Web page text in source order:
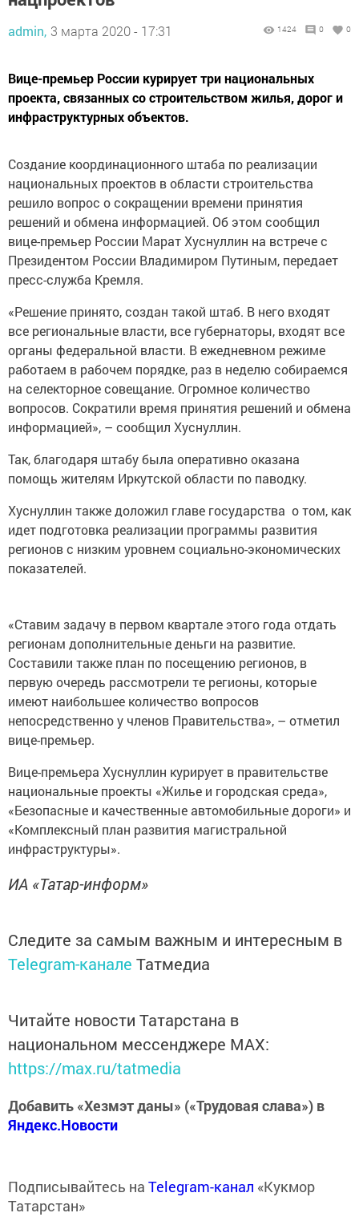
admin, 3 марта 2020 - 17:31 1424 0 0
Вице-премьер России курирует три национальных
проекта, связанных со строительством жилья, дорог и
инфраструктурных объектов.
Создание координационного штаба по реализации
национальных проектов в области строительства
решило вопрос о сокращении времени принятия
решений и обмена информацией. Об этом сообщил
вице-премьер России Марат Хуснуллин на встрече с
Президентом России Владимиром Путиным, передает
пресс-служба Кремля.
«Решение принято, создан такой штаб. В него входят
все региональные власти, все губернаторы, входят все
органы федеральной власти. В ежедневном режиме
работаем в рабочем порядке, раз в неделю собираемся
на селекторное совещание. Огромное количество
вопросов. Сократили время принятия решений и обмена
информацией», – сообщил Хуснуллин.
Так, благодаря штабу была оперативно оказана
помощь жителям Иркутской области по паводку.
Хуснуллин также доложил главе государства о том, как
идет подготовка реализации программы развития
регионов с низким уровнем социально-экономических
показателей.
«Ставим задачу в первом квартале этого года отдать
регионам дополнительные деньги на развитие.
Составили также план по посещению регионов, в
первую очередь рассмотрели те регионы, которые
имеют наибольшее количество вопросов
непосредственно у членов Правительства», – отметил
вице-премьер.
Вице-премьера Хуснуллин курирует в правительстве
национальные проекты «Жилье и городская среда»,
«Безопасные и качественные автомобильные дороги» и
«Комплексный план развития магистральной
инфраструктуры».
ИА «Татар-информ»
Следите за самым важным и интересным в
Telegram-канале Татмедиа
Читайте новости Татарстана в
национальном мессенджере MАХ:
https://max.ru/tatmedia
Добавить «Хезмэт даны» («Трудовая слава») в
Яндекс.Новости
Подписывайтесь на Telegram-канал «Кукмор
Татарстан»